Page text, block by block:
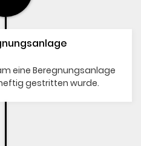
eine Beregnungsanlage
gestritten wurde.